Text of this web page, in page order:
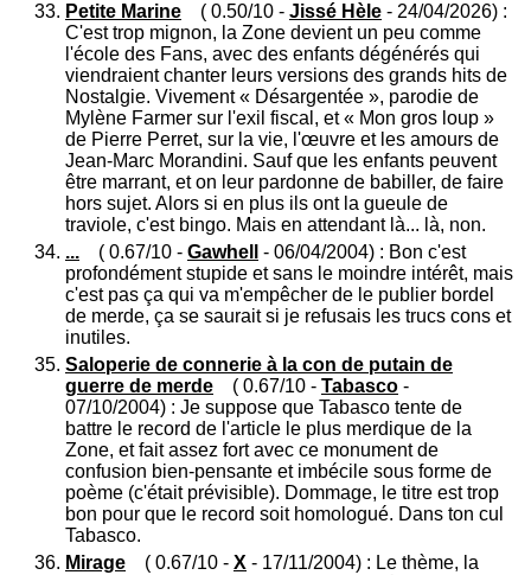
Petite Marine ( 0.50/10 - Jissé Hèle - 24/04/2026) :
C'est trop mignon, la Zone devient un peu comme
l'école des Fans, avec des enfants dégénérés qui
viendraient chanter leurs versions des grands hits de
Nostalgie. Vivement « Désargentée », parodie de
Mylène Farmer sur l'exil fiscal, et « Mon gros loup »
de Pierre Perret, sur la vie, l'œuvre et les amours de
Jean-Marc Morandini. Sauf que les enfants peuvent
être marrant, et on leur pardonne de babiller, de faire
hors sujet. Alors si en plus ils ont la gueule de
traviole, c'est bingo. Mais en attendant là... là, non.
... ( 0.67/10 - Gawhell
- 06/04/2004) : Bon c'est
profondément stupide et sans le moindre intérêt, mais
c'est pas ça qui va m'empêcher de le publier bordel
de merde, ça se saurait si je refusais les trucs cons et
inutiles.
Saloperie de connerie à la con de putain de
guerre de merde ( 0.67/10 - Tabasco -
07/10/2004) : Je suppose que Tabasco tente de
battre le record de l'article le plus merdique de la
Zone, et fait assez fort avec ce monument de
confusion bien-pensante et imbécile sous forme de
poème (c'était prévisible). Dommage, le titre est trop
bon pour que le record soit homologué. Dans ton cul
Tabasco.
Mirage ( 0.67/10 - X - 17/11/2004) : Le thème, la